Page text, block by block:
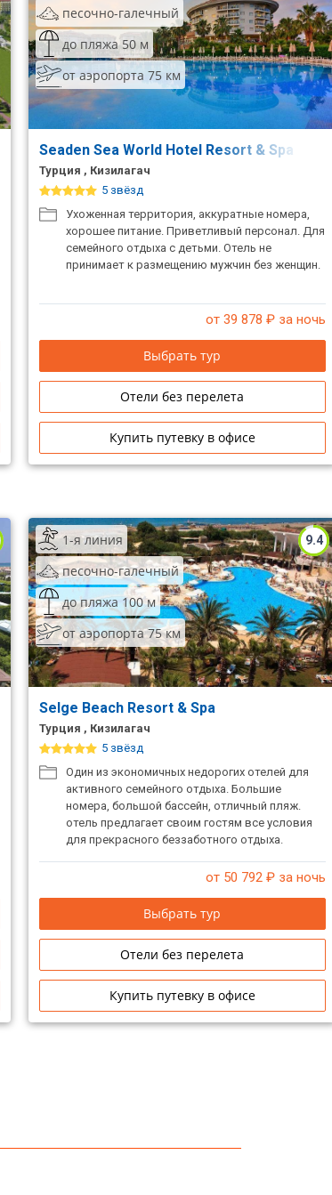
песочно-галечный
до пляжа 50 м
от аэропорта 75 км
Seaden Sea World Hotel Resort & Spa
Турция , Кизилагач
5 звёзд
Ухоженная территория, аккуратные номера,
хорошее питание. Приветливый персонал. Для
семейного отдыха с детьми. Отель не
принимает к размещению мужчин без женщин.
от 39 878 ₽ за ночь
Выбрать тур
Отели без перелета
Купить путевку в офисе
9.4
1-я линия
песочно-галечный
до пляжа 100 м
от аэропорта 75 км
Selge Beach Resort & Spa
Турция , Кизилагач
5 звёзд
Один из экономичных недорогих отелей для
активного семейного отдыха. Большие
номера, большой бассейн, отличный пляж.
отель предлагает своим гостям все условия
для прекрасного беззаботного отдыха.
от 50 792₽ за ночь
Выбрать тур
Отели без перелета
Купить путевку в офисе